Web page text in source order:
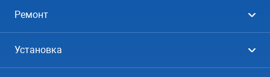
Ремонт
Установка